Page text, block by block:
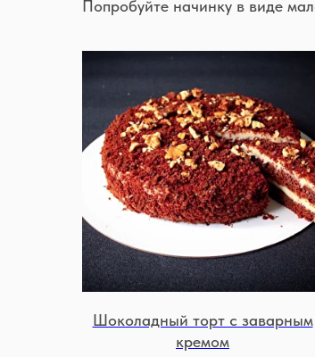
Попробуйте начинку в виде
Шоколадный торт с заварным
кремом